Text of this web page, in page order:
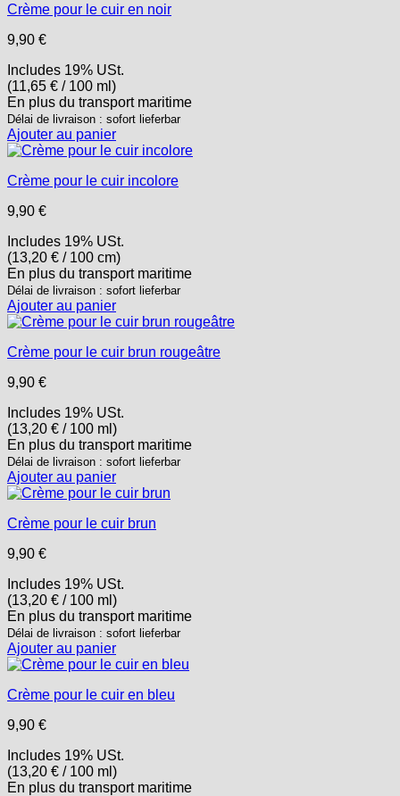
Crème pour le cuir en noir
9,90 €
Includes 19% USt.
(11,65 € / 100 ml)
En plus du transportmaritime
Délai de livraison : sofort lieferbar
Ajouter au panier
Crème pour le cuir incolore
9,90 €
Includes 19% USt.
(13,20 € / 100 cm)
En plus du transportmaritime
Délai de livraison : sofort lieferbar
Ajouter au panier
Crème pour le cuir brun rougeâtre
9,90 €
Includes 19% USt.
(13,20 € / 100 ml)
En plus du transportmaritime
Délai de livraison : sofort lieferbar
Ajouter au panier
Crème pour le cuir brun
9,90 €
Includes 19% USt.
(13,20 € / 100 ml)
En plus du transportmaritime
Délai de livraison : sofort lieferbar
Ajouter au panier
Crème pour le cuir en bleu
9,90 €
Includes 19% USt.
(13,20 € / 100 ml)
En plus du transportmaritime